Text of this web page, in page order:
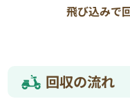
飛び込みで
回収の流れ